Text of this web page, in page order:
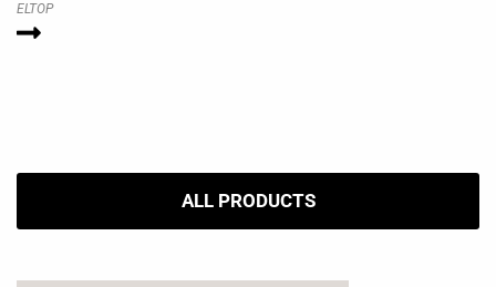
ELTOP
ALL PRODUCTS